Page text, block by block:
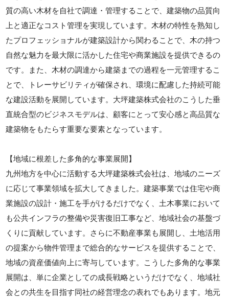
質の高い木材を自社で調達・管理することで、建築物の品質向
上と適正なコスト管理を実現しています。木材の特性を熟知し
たプロフェッショナルが建築設計から関わることで、木の持つ
自然な魅力を最大限に活かした住宅や商業施設を提供できるの
です。また、木材の調達から建築までの過程を一元管理するこ
とで、トレーサビリティが確保され、環境に配慮した持続可能
な建設活動を展開しています。大坪建築株式会社のこうした垂
直統合型のビジネスモデルは、顧客にとって安心感と高品質な
建築物をもたらす重要な要素となっています。
【地域に根差した多角的な事業展開】
九州地方を中心に活動する大坪建築株式会社は、地域のニーズ
に応じて事業領域を拡大してきました。建築事業では住宅や商
業施設の設計・施工を手がけるだけでなく、土木事業において
も公共インフラの整備や災害復旧工事など、地域社会の基盤づ
くりに貢献しています。さらに不動産事業も展開し、土地活用
の提案から物件管理まで総合的なサービスを提供することで、
地域の資産価値向上に寄与しています。こうした多角的な事業
展開は、単に企業としての成長戦略というだけでなく、地域社
会との共生を目指す同社の経営理念の表れでもあります。地元